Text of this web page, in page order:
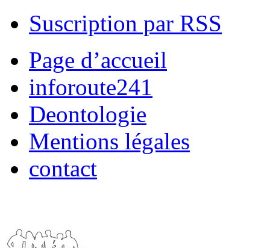
Suscription par RSS
Page d’accueil
inforoute241
Deontologie
Mentions légales
contact